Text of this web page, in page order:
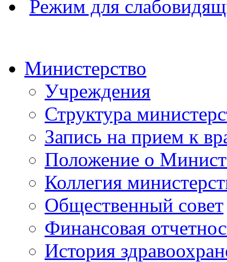
Режим для
Министерство
Учреждения
Структура
Запись на прием к
Положение о
Коллегия
Общественный совет
Финансовая
История